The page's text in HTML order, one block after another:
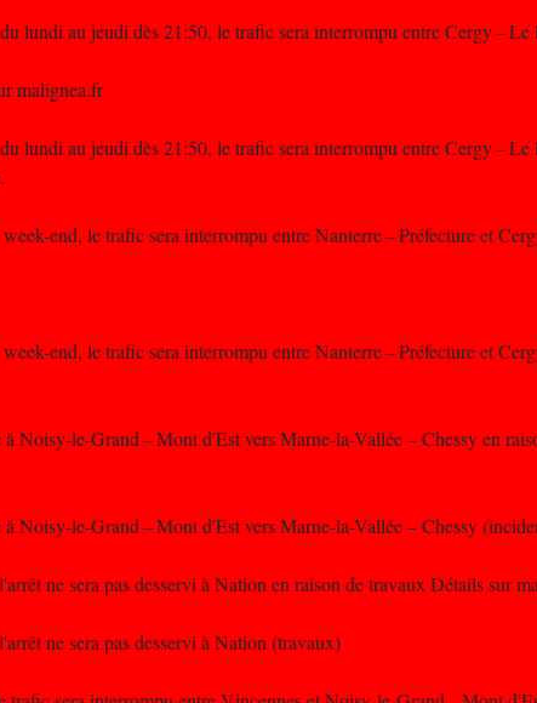
lundi au jeudi dès 21:50, le trafic sera interrompu entre Cergy –
malignea.fr
lundi au jeudi dès 21:50, le trafic sera interrompu entre Cergy –
end, le trafic sera interrompu entre Nanterre – Préfecture et
end, le trafic sera interrompu entre Nanterre – Préfecture et
Noisy-le-Grand – Mont d'Est vers Marne-la-Vallée – Chessy en
Noisy-le-Grand – Mont d'Est vers Marne-la-Vallée – Chessy
ne sera pas desservi à Nation en raison de travaux Détails sur
ne sera pas desservi à Nation (travaux)